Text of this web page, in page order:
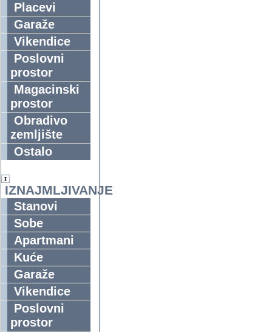
Placevi
Garaže
Vikendice
Poslovni
prostor
Magacinski
prostor
Obradivo
zemljište
Ostalo
IZNAJMLJIVANJE
Stanovi
Sobe
Apartmani
Kuće
Garaže
Vikendice
Poslovni
prostor